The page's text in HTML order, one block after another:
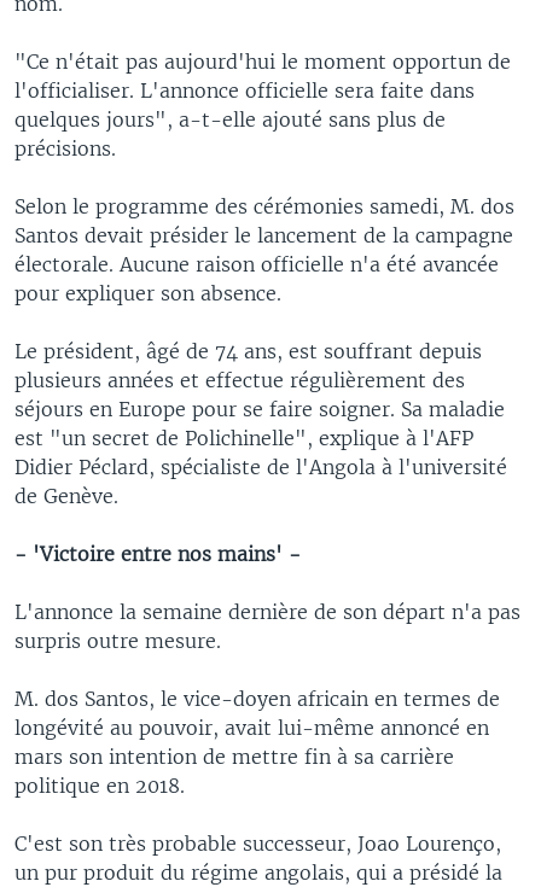
"Ce n'était pas aujourd'hui le moment opportun de
l'officialiser. L'annonce officielle sera faite dans
quelques jours", a-t-elle ajouté sans plus de
précisions.
Selon le programme des cérémonies samedi, M. dos
Santos devait présider le lancement de la campagne
électorale. Aucune raison officielle n'a été avancée
pour expliquer son absence.
Le président, âgé de 74 ans, est souffrant depuis
plusieurs années et effectue régulièrement des
séjours en Europe pour se faire soigner. Sa maladie
est "un secret de Polichinelle", explique à l'AFP
Didier Péclard, spécialiste de l'Angola à l'université
de Genève.
- 'Victoire entre nos mains' -
L'annonce la semaine dernière de son départ n'a pas
surpris outre mesure.
M. dos Santos, le vice-doyen africain en termes de
longévité au pouvoir, avait lui-même annoncé en
mars son intention de mettre fin à sa carrière
politique en 2018.
C'est son très probable successeur, Joao Lourenço,
un pur produit du régime angolais, qui a présidé la